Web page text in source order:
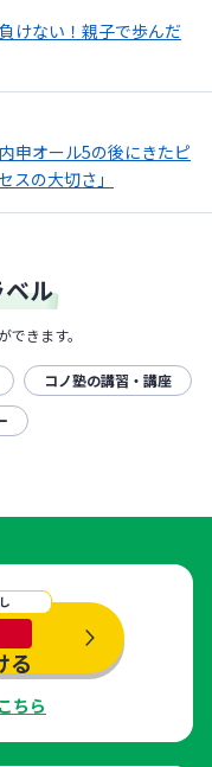
けない！親子で歩んだ
申オール5の後にきたピ
スの大切さ」
ル
きます。
コノ塾の講習・講座
る
ちら